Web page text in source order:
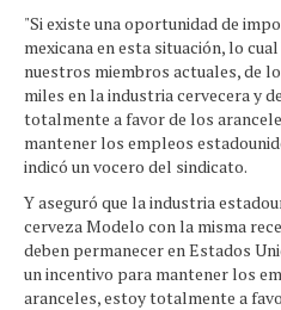
"Si existe una oportunidad de
mexicana en esta situación, lo
nuestros miembros actuales, de
miles en la industria cervecera y
totalmente a favor de los
mantener los empleos
indicó un vocero del sindicato.
Y aseguró que la industria
cerveza Modelo con la misma
deben permanecer en Estados
un incentivo para mantener los
aranceles, estoy totalmente a